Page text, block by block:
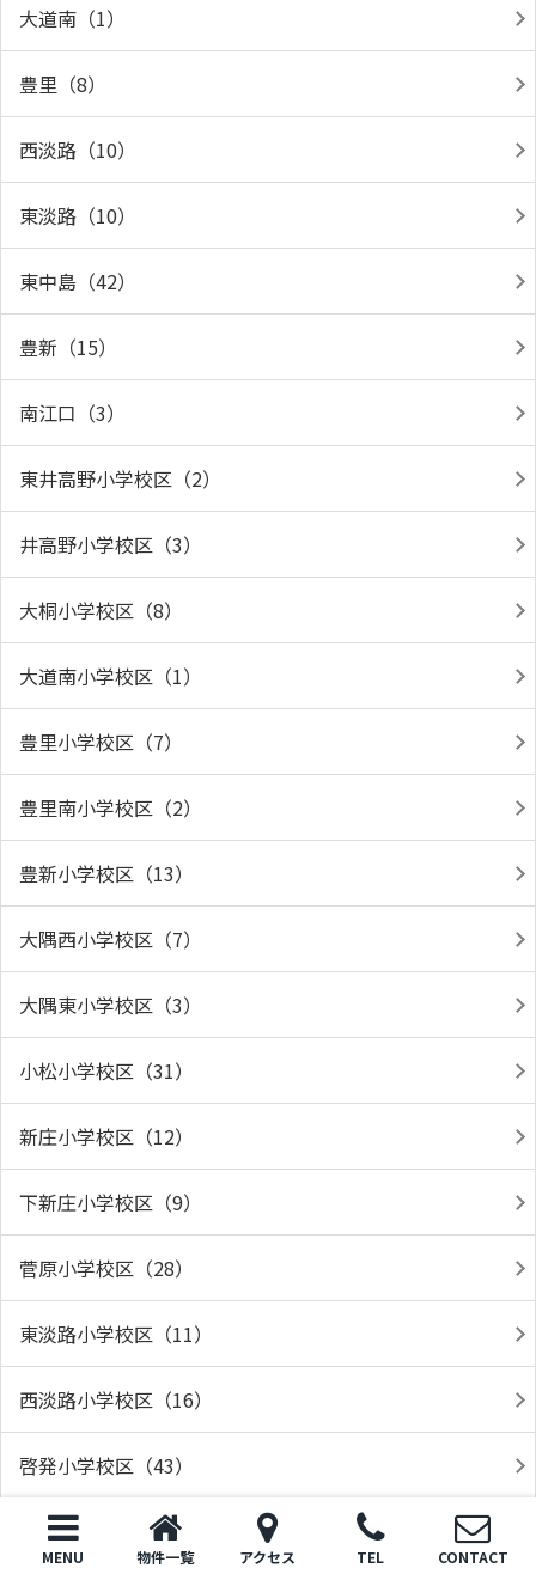
大道南（1）
豊里（8）
西淡路（10）
東淡路（10）
東中島（42）
豊新（15）
南江口（3）
東井高野小学校区（2）
井高野小学校区（3）
大桐小学校区（8）
大道南小学校区（1）
豊里小学校区（7）
豊里南小学校区（2）
豊新小学校区（13）
大隅西小学校区（7）
大隅東小学校区（3）
小松小学校区（31）
新庄小学校区（12）
下新庄小学校区（9）
菅原小学校区（28）
東淡路小学校区（11）
西淡路小学校区（16）
啓発小学校区（43）
井高野中学校区（5）
MENU 物件一覧 アクセス TEL CONTACT